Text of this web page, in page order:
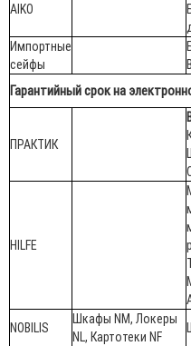
AIKO
Импортные
сейфы
Гарантийный срок на
ПРАКТИК
HILFE
NOBILIS
Шкафы NM, Локеры
NL, Картотеки NF